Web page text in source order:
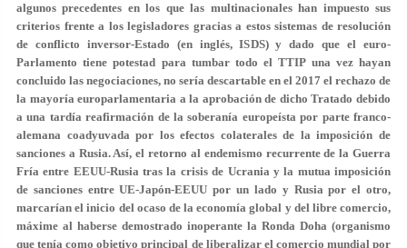
algunos precedentes en los que las multinacionales han impuesto sus
criterios frente a los legisladores gracias a estos sistemas de resolución
de conflicto inversor-Estado (en inglés, ISDS) y dado que el euro-
Parlamento tiene potestad para tumbar todo el TTIP una vez hayan
concluido las negociaciones, no sería descartable en el 2017 el rechazo de
la mayoría europarlamentaria a la aprobación de dicho Tratado debido
a una tardía reafirmación de la soberanía europeísta por parte franco-
alemana coadyuvada por los efectos colaterales de la imposición de
sanciones a Rusia. Así, el retorno al endemismo recurrente de la Guerra
Fría entre EEUU-Rusia tras la crisis de Ucrania y la mutua imposición
de sanciones entre UE-Japón-EEUU por un lado y Rusia por el otro,
marcarían el inicio del ocaso de la economía global y del libre comercio,
máxime al haberse demostrado inoperante la Ronda Doha (organismo
que tenía como objetivo principal de liberalizar el comercio mundial por